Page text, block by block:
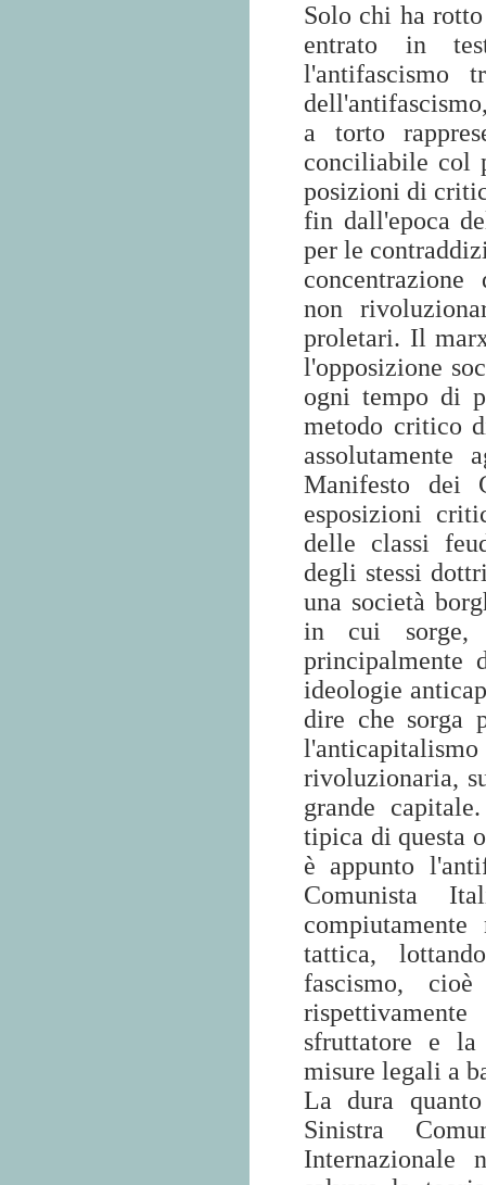
Solo chi ha
entrato in
l'antifascismo
a torto
conciliabile col
posizioni di
fin dall'epoca
per le
non
proletari. Il
l'opposizione
ogni tempo di
metodo critico
assolutamente
Manifesto dei
esposizioni
delle classi
degli stessi
una società
in cui sorge,
principalmente
ideologie
dire che sorga
rivoluzionaria,
grande
tipica di questa
è appunto
Comunista
tattica,
fascismo,
sfruttatore e la
misure legali a
La dura
Sinistra